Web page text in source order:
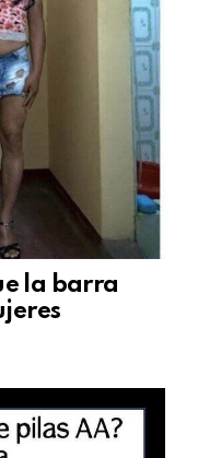
la barra